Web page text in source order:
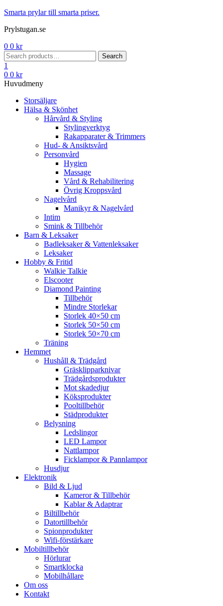
Menu
Smarta prylar till smarta priser.
Prylstugan.se
0 0 kr
Search
for:
Search
1
0 0 kr
Huvudmeny
Storsäljare
Hälsa & Skönhet
Hårvård & Styling
Stylingverktyg
Rakapparater & Trimmers
Hud- & Ansiktsvård
Personvård
Hygien
Massage
Vård & Rehabilitering
Övrig Kroppsvård
Nagelvård
Manikyr & Nagelvård
Intim
Smink & Tillbehör
Barn & Leksaker
Badleksaker & Vattenleksaker
Leksaker
Hobby & Fritid
Walkie Talkie
Elscooter
Diamond Painting
Tillbehör
Mindre Storlekar
Storlek 40×50 cm
Storlek 50×50 cm
Storlek 50×70 cm
Träning
Hemmet
Hushåll & Trädgård
Gräsklipparknivar
Trädgårdsprodukter
Mot skadedjur
Köksprodukter
Pooltillbehör
Städprodukter
Belysning
Ledslingor
LED Lampor
Nattlampor
Ficklampor & Pannlampor
Husdjur
Elektronik
Bild & Ljud
Kameror & Tillbehör
Kablar & Adaptrar
Biltillbehör
Datortillbehör
Spionprodukter
Wifi-förstärkare
Mobiltillbehör
Hörlurar
Smartklocka
Mobilhållare
Om oss
Kontakt